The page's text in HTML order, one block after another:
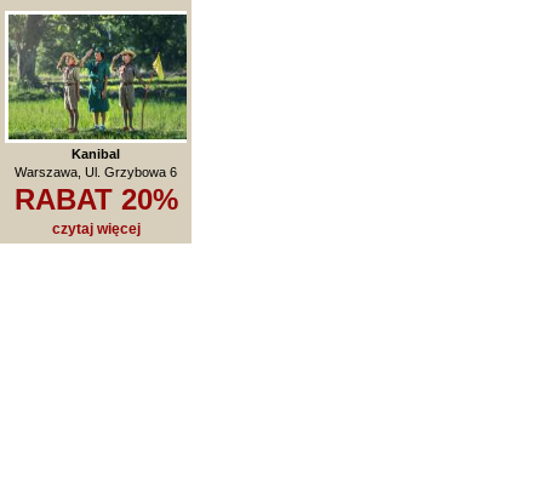
Kanibal
Warszawa, Ul. Grzybowa 6
RABAT 20%
czytaj więcej